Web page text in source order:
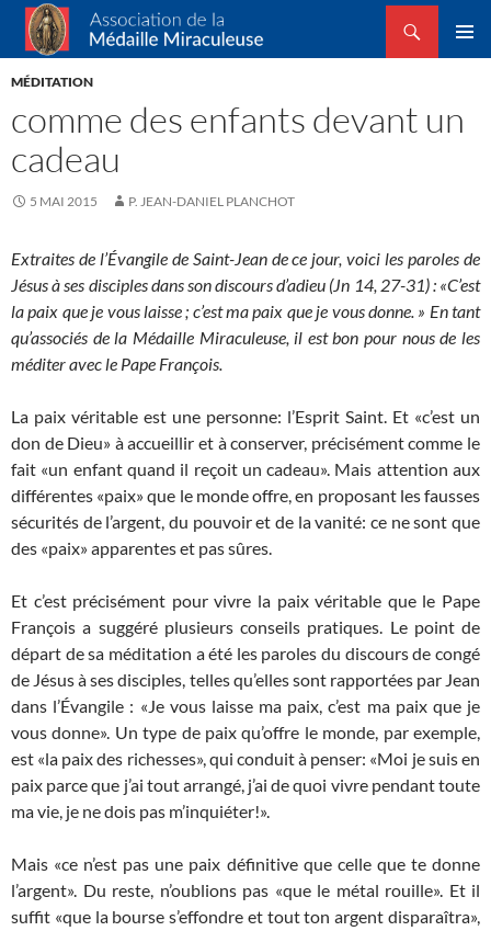
Association de la Médaille Miraculeuse
Recherche
ALLER
AU
MÉDITATION
comme des enfants devant un
cadeau
5 MAI 2015 P. JEAN-DANIEL PLANCHOT
Extraites de l’Évangile de Saint-Jeande ce jour, voici les paroles de
Jésus à ses disciplesdans sondiscours d’adieu (Jn 14, 27-31) : «C’est
la paix queje vous laisse ; c’estma paix que je vous donne. » En tant
qu’associés de la Médaille Miraculeuse, il est bon pour nous de les
méditer avec le Pape François.
La paix véritable est une personne: l’Esprit Saint. Et «c’est un
don de Dieu» à accueillir et à conserver, précisément comme le
fait «un enfant quand il reçoit un cadeau». Mais attention aux
différentes «paix» que le monde offre, en proposant les fausses
sécurités de l’argent, du pouvoir et de la vanité: ce ne sont que
des «paix» apparentes et pas sûres.
Et c’est précisément pour vivre la paix véritable que le Pape
François a suggéré plusieurs conseils pratiques. Le point de
départ de sa méditation a été les paroles du discours de congé
de Jésus à ses disciples, telles qu’elles sont rapportées par Jean
dans l’Évangile : «Je vous laisse ma paix, c’est ma paix que je
vous donne». Un type de paix qu’offre le monde, par exemple,
est «la paix des richesses», qui conduit à penser: «Moi je suis en
paix parce que j’ai tout arrangé, j’ai de quoi vivre pendant toute
ma vie, je ne dois pas m’inquiéter!».
Mais «ce n’est pas une paix définitive que celle que te donne
l’argent». Du reste, n’oublions pas «que le métal rouille». Et il
suffit «que la bourse s’effondre et tout ton argent disparaîtra»,